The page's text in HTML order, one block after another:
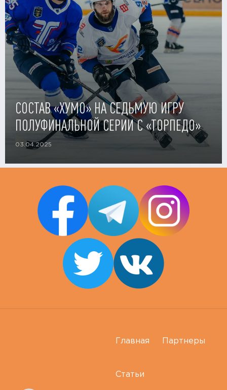
СОСТАВ «ХУМО» НА СЕДЬМУЮ ИГРУ
ПОЛУФИНАЛЬНОЙ СЕРИИ С «ТОРПЕДО»
03.04.2025
Главная Партнеры
Статьи